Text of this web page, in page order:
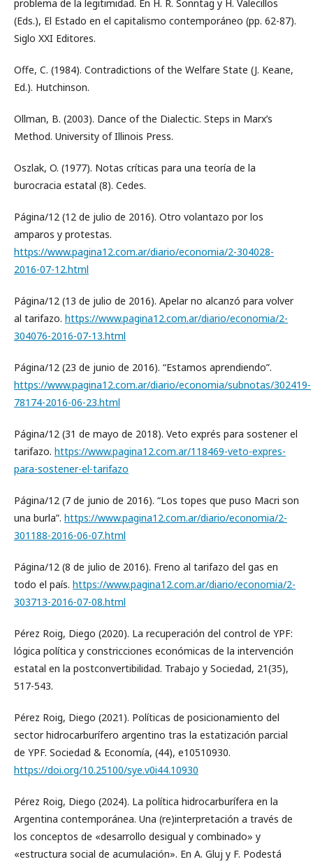
problema de la legitimidad. En H. R. Sonntag y H. Valecillos
(Eds.), El Estado en el capitalismo contemporáneo (pp. 62-87).
Siglo XXI Editores.
Offe, C. (1984). Contradictions of the Welfare State (J. Keane,
Ed.). Hutchinson.
Ollman, B. (2003). Dance of the Dialectic. Steps in Marx’s
Method. University of Illinois Press.
Oszlak, O. (1977). Notas críticas para una teoría de la
burocracia estatal (8). Cedes.
Página/12 (12 de julio de 2016). Otro volantazo por los
amparos y protestas.
https://www.pagina12.com.ar/diario/economia/2-304028-
2016-07-12.html
Página/12 (13 de julio de 2016). Apelar no alcanzó para volver
al tarifazo. https://www.pagina12.com.ar/diario/economia/2-
304076-2016-07-13.html
Página/12 (23 de junio de 2016). “Estamos aprendiendo”.
https://www.pagina12.com.ar/diario/economia/subnotas/302419-
78174-2016-06-23.html
Página/12 (31 de mayo de 2018). Veto exprés para sostener el
tarifazo. https://www.pagina12.com.ar/118469-veto-expres-
para-sostener-el-tarifazo
Página/12 (7 de junio de 2016). “Los topes que puso Macri son
una burla”. https://www.pagina12.com.ar/diario/economia/2-
301188-2016-06-07.html
Página/12 (8 de julio de 2016). Freno al tarifazo del gas en
todo el país. https://www.pagina12.com.ar/diario/economia/2-
303713-2016-07-08.html
Pérez Roig, Diego (2020). La recuperación del control de YPF:
lógica política y constricciones económicas de la intervención
estatal en la postconvertibilidad. Trabajo y Sociedad, 21(35),
517-543.
Pérez Roig, Diego (2021). Políticas de posicionamiento del
sector hidrocarburífero argentino tras la estatización parcial
de YPF. Sociedad & Economía, (44), e10510930.
https://doi.org/10.25100/sye.v0i44.10930
Pérez Roig, Diego (2024). La política hidrocarburífera en la
Argentina contemporánea. Una (re)interpretación a través de
los conceptos de «desarrollo desigual y combinado» y
«estructura social de acumulación». En A. Gluj y F. Podestá